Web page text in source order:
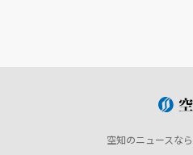
空知のニュースな